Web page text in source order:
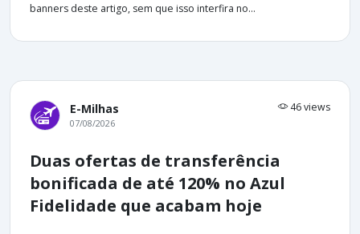
banners deste artigo, sem que isso interfira no...
E-Milhas 46 views
07/08/2026
Duas ofertas de transferência
bonificada de até 120% no Azul
Fidelidade que acabam hoje